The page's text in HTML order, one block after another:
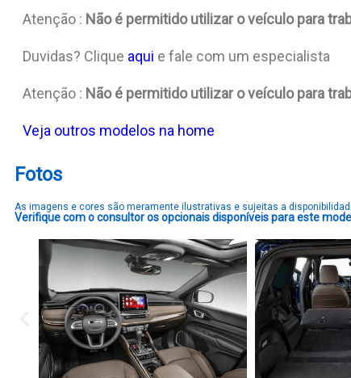
Atenção : Não é permitido utilizar o veículo para
Duvidas? Clique aqui e fale com um especialista
Atenção : Não é permitido utilizar o veículo para
Veja outros modelos na home
Fotos
As imagens e cores são meramente ilustrativas e sujeitas a
Verifique com o consultor os opcionais disponíveis para este